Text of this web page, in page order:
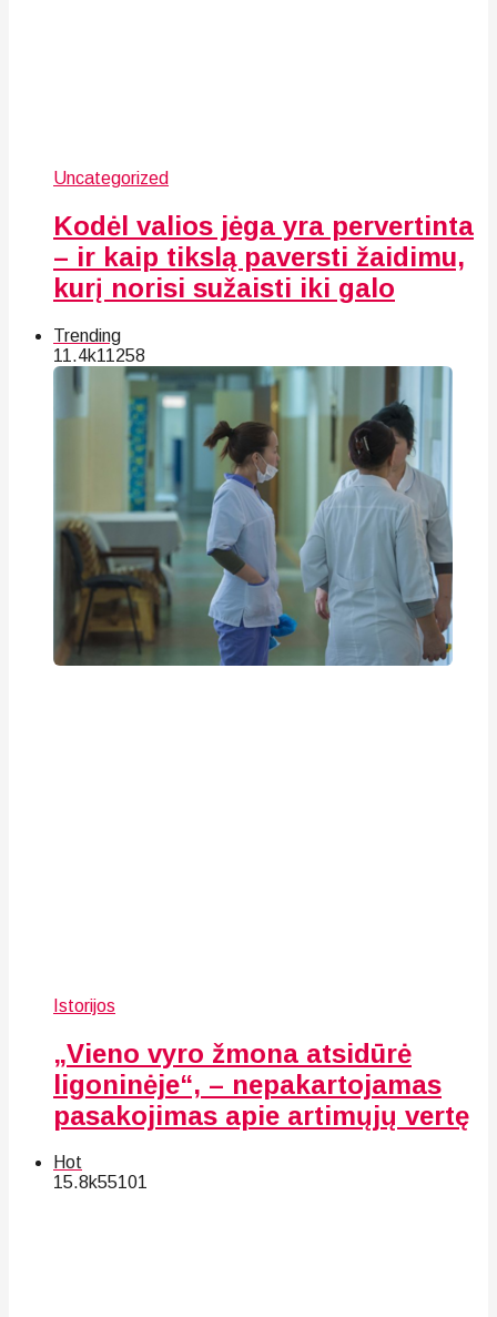
Uncategorized
Kodėl valios jėga yra pervertinta
– ir kaip tikslą paversti žaidimu,
kurį norisi sužaisti iki galo
Trending
11.4k11258
Istorijos
„Vieno vyro žmona atsidūrė
ligoninėje“, – nepakartojamas
pasakojimas apie artimųjų vertę
Hot
15.8k55101